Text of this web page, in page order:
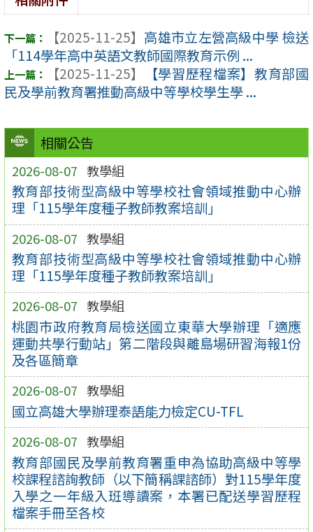
相關公告
2026-08-07 教學組
教育部技術型高級中等學校社會領域推動中心辦
理「115學年度種子教師教案培訓」
2026-08-07 教學組
教育部技術型高級中等學校社會領域推動中心辦
理「115學年度種子教師教案培訓」
2026-08-07 教學組
桃園市政府教育局檢送國立東華大學辦理「適應
運動共學行動站」第二階段與離島場研習海報1份
及各區簡章
2026-08-07 教學組
國立高雄大學辦理泰語能力檢定CU-TFL
2026-08-07 教學組
教育部國民及學前教育署重申為協助高級中等學
校課程諮詢教師（以下簡稱課諮師）對115學年度
入學之一年級入班導讀案，本署已配送學習歷程
檔案手冊至各校
【2025-11-25】 高雄市立左營高級中學 檢送
「114學年高中英語文教師國際教育示例 ...
【2025-11-25】
【學習歷程檔案】教育部國
民及學前教育署推動高級中等學校學生學 ...